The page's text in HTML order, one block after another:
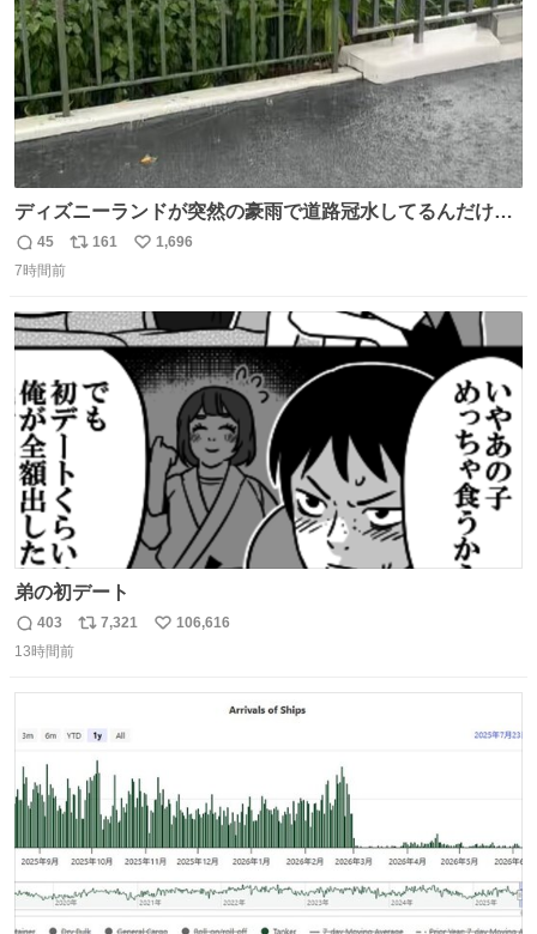
ディズニーランドが突然の豪雨で道路冠水してるんだけど
☔️ この雨で今年初のミッションクールダウン中止。幾ら何
でもやばすぎだろ...
返
信
45
リ
ト
数
161
い
数
1,696
7時間前
弟の初デート
返
信
403
リ
数
7,321
い
106,616
13時間前